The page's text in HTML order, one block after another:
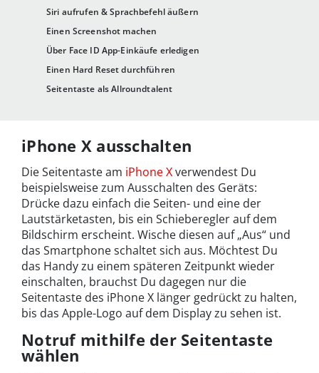
Siri aufrufen & Sprachbefehl äußern
Einen Screenshot machen
Über Face ID App-Einkäufe erledigen
Einen Hard Reset durchführen
Seitentaste als Allroundtalent
iPhone X ausschalten
Die Seitentaste am iPhone Xverwendest Du
beispielsweise zum Ausschalten des Geräts:
Drücke dazu einfach die Seiten- und eine der
Lautstärketasten, bis ein Schieberegler auf dem
Bildschirm erscheint. Wische diesen auf „Aus“ und
das Smartphone schaltet sich aus. Möchtest Du
das Handy zu einem späteren Zeitpunkt wieder
einschalten, brauchst Du dagegen nur die
Seitentaste des iPhone X länger gedrückt zu halten,
bis das Apple-Logo auf dem Display zu sehen ist.
Notruf mithilfe der Seitentaste
wählen